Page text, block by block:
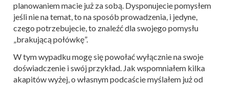
planowaniem macie już za sobą. Dysponujecie pomysłem
jeśli nie na temat, to na sposób prowadzenia, i jedyne,
czego potrzebujecie, to znaleźć dla swojego pomysłu
„brakującą połówkę”.
W tym wypadku mogę się powołać wyłącznie na swoje
doświadczenie i swój przykład. Jak wspomniałem kilka
akapitów wyżej, o własnym podcaście myślałem już od